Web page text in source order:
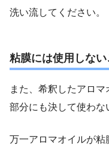
洗い流してください。
粘膜には使用しない
また、希釈したアロ
部分にも決して使わな
万一アロマオイルが粘